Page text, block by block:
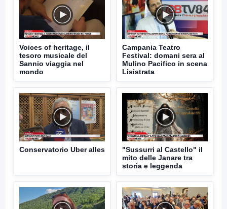
Voices of heritage, il
tesoro musicale del
Sannio viaggia nel
mondo
Campania Teatro
Festival: domani sera al
Mulino Pacifico in scena
Lisistrata
Conservatorio Uber alles
"Sussurri al Castello" il
mito delle Janare tra
storia e leggenda